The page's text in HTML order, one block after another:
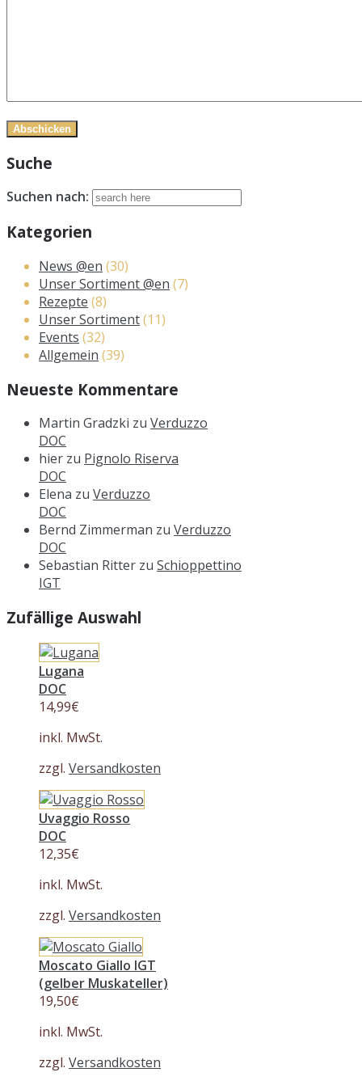
Suche
Suchen nach:
Kategorien
News @en (30)
Unser Sortiment @en (7)
Rezepte (8)
Unser Sortiment(11)
Events (32)
Allgemein (39)
Neueste Kommentare
Martin Gradzki zu Verduzzo
DOC
hier zu Pignolo Riserva
DOC
Elena zu Verduzzo
DOC
Bernd Zimmerman zu Verduzzo
DOC
Sebastian Ritter zu Schioppettino
IGT
Zufällige Auswahl
Lugana
DOC
14,99€
inkl. MwSt.
zzgl. Versandkosten
Uvaggio Rosso
DOC
12,35€
inkl. MwSt.
zzgl. Versandkosten
Moscato Giallo IGT
(gelber Muskateller)
19,50€
inkl. MwSt.
zzgl. Versandkosten